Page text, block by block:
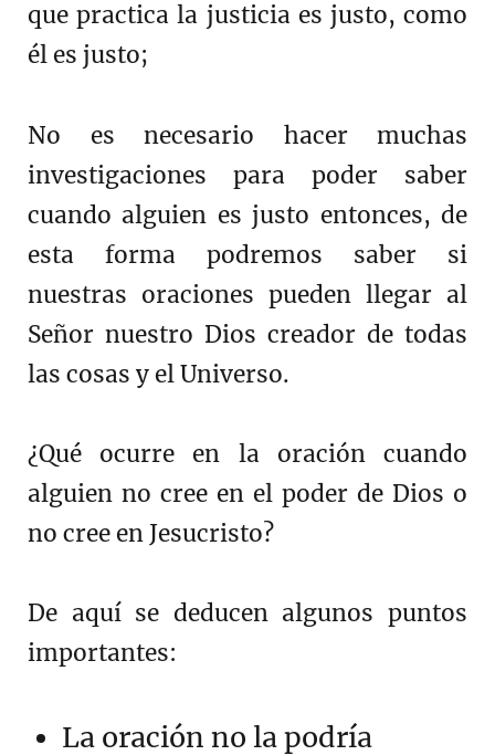
que practica la justicia es justo, como
él es justo;
No es necesario hacer muchas
investigaciones para poder saber
cuando alguien es justo entonces, de
esta forma podremos saber si
nuestras oraciones pueden llegar al
Señor nuestro Dios creador de todas
las cosas y el Universo.
¿Qué ocurre en la oración cuando
alguien no cree en el poder de Dios o
no cree en Jesucristo?
De aquí se deducen algunos puntos
importantes:
La oración no la podría